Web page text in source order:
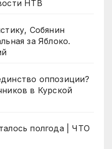
НТВ
Собянин
за Яблоко.
оппозиции?
в Курской
полгода | ЧТО